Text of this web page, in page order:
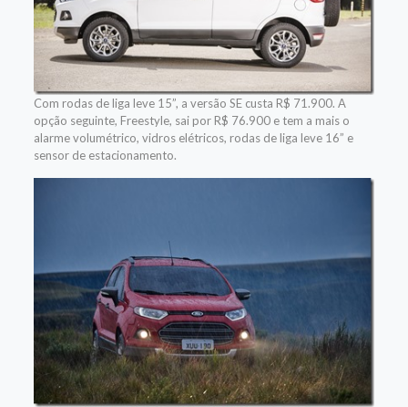
Com rodas de liga leve 15”, a versão SE custa R$ 71.900. A
opção seguinte, Freestyle, sai por R$ 76.900 e tem a mais o
alarme volumétrico, vidros elétricos, rodas de liga leve 16” e
sensor de estacionamento.